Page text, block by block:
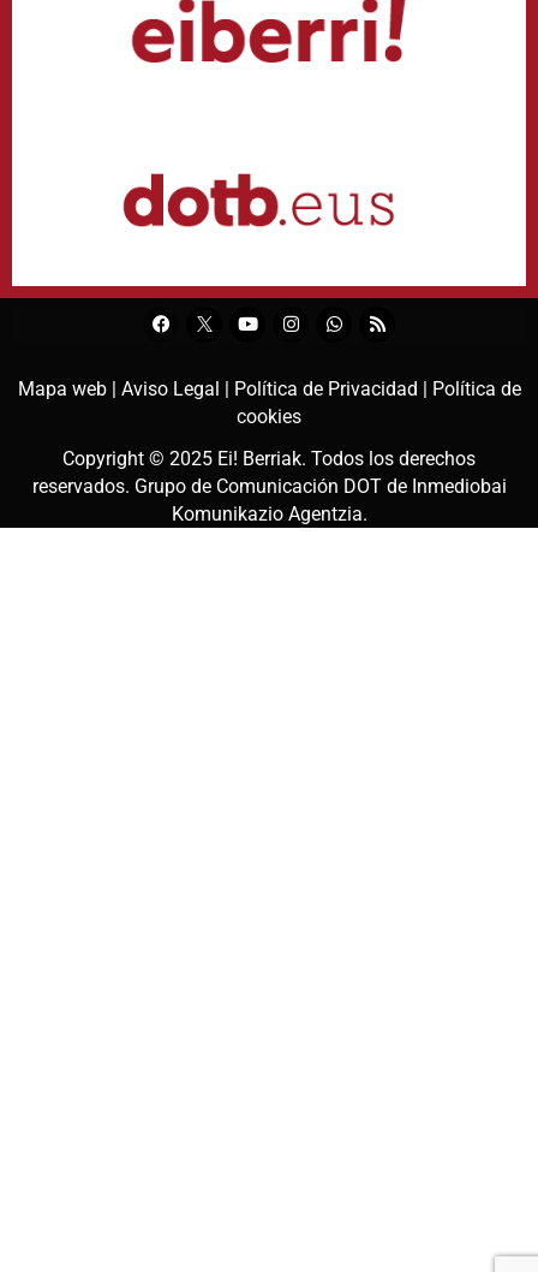
Mapa web | Aviso Legal | Política de Privacidad | Política de
cookies
Copyright © 2025 Ei! Berriak. Todos los derechos
reservados. Grupo de Comunicación DOT de Inmediobai
Komunikazio Agentzia.